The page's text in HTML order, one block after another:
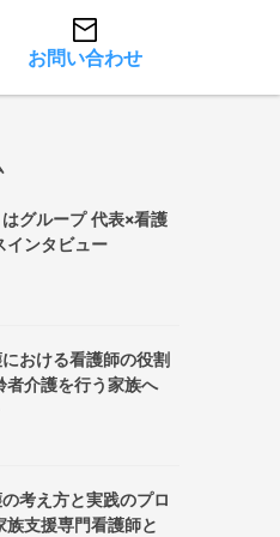
お問い合わせ
グループ 代表×看護
インタビュー
おける看護師の役割
介護を行う家族へ
考え方と実践のプロ
族支援専門看護師と